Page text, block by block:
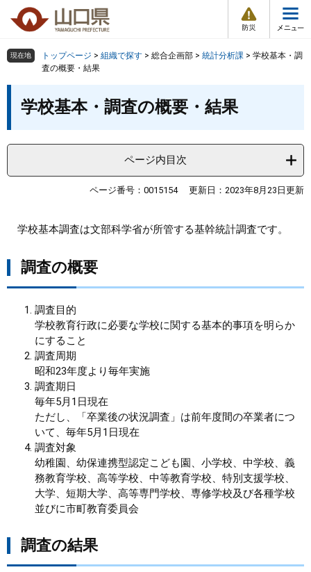
の
頭
。
ー
飛
て
本
へ
情
報
メ
ュ
組織で探す
健康・福祉
教育・文化・スポーツ
しごと・産業・観光
まちづくり
県政情報
検索の仕方 組織で探す サイトマップで探す
現在地 トップページ > 組織で探す > 総合企画部 > 統計分析課 > 学校基本・調
査の概要・結果
学校基本・調査の概要・結果
ページ内目次
ページ番号：0015154 更新日：2023年8月23日更新
学校基本調査は文部科学省が所管する基幹統計調査です。
調査の概要
調査目的
学校教育行政に必要な学校に関する基本的事項を明らか
にすること
調査周期
昭和23年度より毎年実施
調査期日
毎年5月1日現在
ただし、「卒業後の状況調査」は前年度間の卒業者につ
いて、毎年5月1日現在
調査対象
幼稚園、幼保連携型認定こども園、小学校、中学校、義
務教育学校、高等学校、中等教育学校、特別支援学校、
大学、短期大学、高等専門学校、専修学校及び各種学校
並びに市町教育委員会
調査の結果